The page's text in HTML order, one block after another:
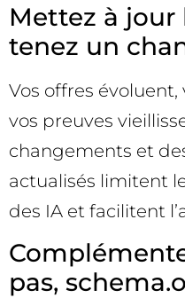
Mettez à
tenez un
Vos offres
vos preuves
changements et
actualisés limitent
des IA et facilitent
pas,